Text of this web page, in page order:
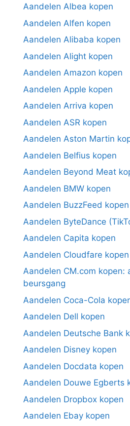
Aandelen Albea kopen
Aandelen Alfen kopen
Aandelen Alibaba kopen
Aandelen Alight kopen
Aandelen Amazon kopen
Aandelen Apple kopen
Aandelen Arriva kopen
Aandelen ASR kopen
Aandelen Aston Martin
Aandelen Belfius kopen
Aandelen Beyond Meat
Aandelen BMW kopen
Aandelen BuzzFeed kopen
Aandelen ByteDance
Aandelen Capita kopen
Aandelen Cloudfare kopen
Aandelen CM.com kopen:
beursgang
Aandelen Coca-Cola
Aandelen Dell kopen
Aandelen Deutsche Bank
Aandelen Disney kopen
Aandelen Docdata kopen
Aandelen Douwe Egberts
Aandelen Dropbox kopen
Aandelen Ebay kopen